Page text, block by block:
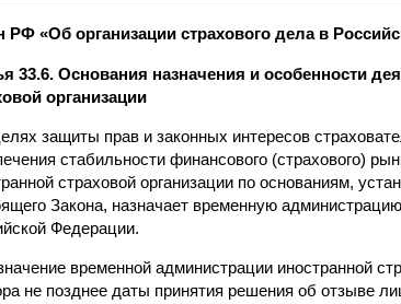
РФ «Об организации страхового дела в
33.6. Основания назначения и особенности
организации
защиты прав и законных интересов
стабильности финансового (страхового)
страховой организации по основаниям,
Закона, назначает временную
Федерации.
временной администрации иностранной
не позднее даты принятия решения об отзыве